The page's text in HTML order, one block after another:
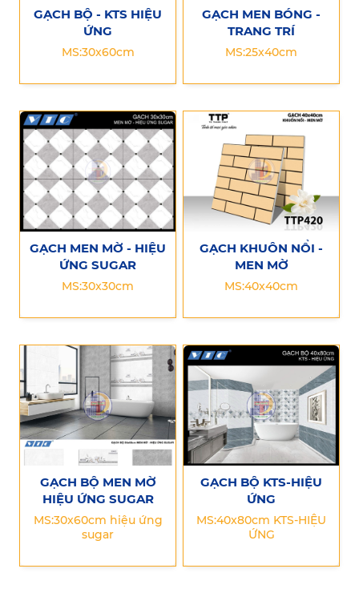
GẠCH BỘ - KTS HIỆU
ỨNG
MS:30x60cm
GẠCH MEN BÓNG -
TRANG TRÍ
MS:25x40cm
GẠCH MEN MỜ - HIỆU
ỨNG SUGAR
MS:30x30cm
GẠCH KHUÔN NỔI -
MEN MỜ
MS:40x40cm
GẠCH BỘ MEN MỜ
HIỆU ỨNG SUGAR
MS:30x60cm hiệu ứng
sugar
GẠCH BỘ KTS-HIỆU
ỨNG
MS:40x80cm KTS-HIỆU
ỨNG